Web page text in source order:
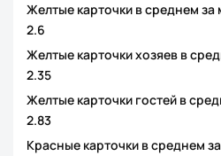
Желтые карточки в среднем за
2.6
Желтые карточки хозяев в
2.35
Желтые карточки гостей в
2.83
Красные карточки в среднем